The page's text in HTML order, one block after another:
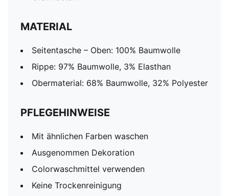
MATERIAL
Seitentasche – Oben: 100% Baumwolle
Rippe: 97% Baumwolle, 3% Elasthan
Obermaterial: 68% Baumwolle, 32% Polyester
PFLEGEHINWEISE
Mit ähnlichen Farben waschen
Ausgenommen Dekoration
Colorwaschmittel verwenden
Keine Trockenreinigung